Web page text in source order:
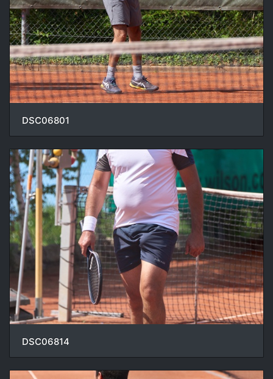
DSC06801
DSC06814